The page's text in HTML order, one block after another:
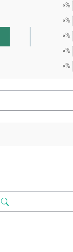
0%
0%
0%
0%
0%